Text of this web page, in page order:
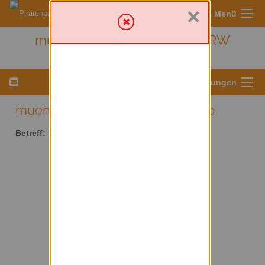
Sympa Menü
muenster - Kreis Münster/ NRW
Menü für Listeneinstellungen
muenster AT lists.piratenpartei.de
Betreff:
×